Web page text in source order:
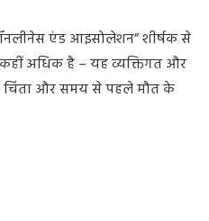
एंड आइसोलेशन” शीर्षक से
अधिक है – यह व्यक्तिगत और
चिंता और समय से पहले मौत के